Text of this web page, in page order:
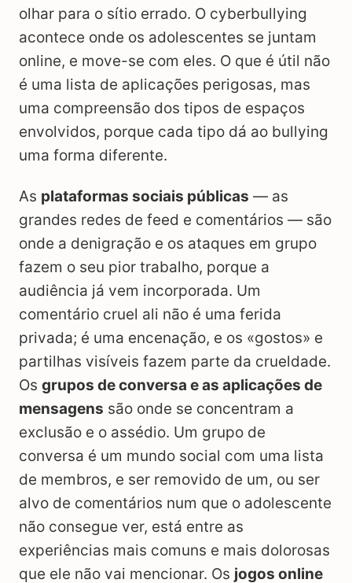
olhar para o sítio errado. O cyberbullying
acontece onde os adolescentes se juntam
online, e move-se com eles. O que é útil não
é uma lista de aplicações perigosas, mas
uma compreensão dos tipos de espaços
envolvidos, porque cada tipo dá ao bullying
uma forma diferente.
As plataformas sociais públicas — as
grandes redes de feed e comentários — são
onde a denigração e os ataques em grupo
fazem o seu pior trabalho, porque a
audiência já vem incorporada. Um
comentário cruel ali não é uma ferida
privada; é uma encenação, e os «gostos» e
partilhas visíveis fazem parte da crueldade.
Os grupos de conversa e as aplicações de
mensagens são onde se concentram a
exclusão e o assédio. Um grupo de
conversa é um mundo social com uma lista
de membros, e ser removido de um, ou ser
alvo de comentários num que o adolescente
não consegue ver, está entre as
experiências mais comuns e mais dolorosas
que ele não vai mencionar. Os jogos online